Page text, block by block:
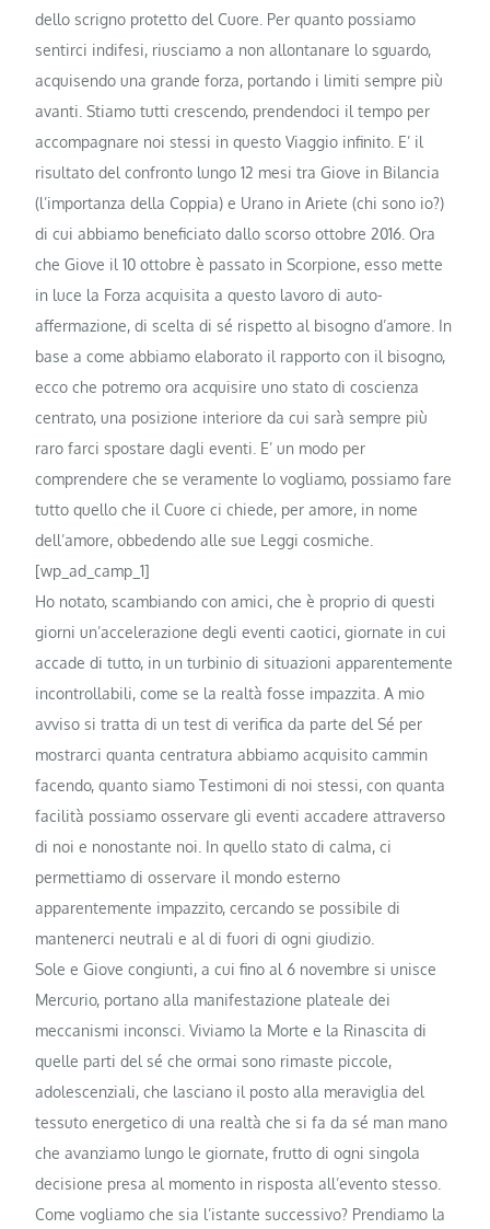
dello scrigno protetto del Cuore. Per quanto possiamo
sentirci indifesi, riusciamo a non allontanare lo sguardo,
acquisendo una grande forza, portando i limiti sempre più
avanti. Stiamo tutti crescendo, prendendoci il tempo per
accompagnare noi stessi in questo Viaggio infinito. E’ il
risultato del confronto lungo 12 mesi tra Giove in Bilancia
(l’importanza della Coppia) e Urano in Ariete (chi sono io?)
di cui abbiamo beneficiato dallo scorso ottobre 2016. Ora
che Giove il 10 ottobre è passato in Scorpione, esso mette
in luce la Forza acquisita a questo lavoro di auto-
affermazione, di scelta di sé rispetto al bisogno d’amore. In
base a come abbiamo elaborato il rapporto con il bisogno,
ecco che potremo ora acquisire uno stato di coscienza
centrato, una posizione interiore da cui sarà sempre più
raro farci spostare dagli eventi. E’ un modo per
comprendere che se veramente lo vogliamo, possiamo fare
tutto quello che il Cuore ci chiede, per amore, in nome
dell’amore, obbedendo alle sue Leggi cosmiche.
[wp_ad_camp_1]
Ho notato, scambiando con amici, che è proprio di questi
giorni un’accelerazione degli eventi caotici, giornate in cui
accade di tutto, in un turbinio di situazioni apparentemente
incontrollabili, come se la realtà fosse impazzita. A mio
avviso si tratta di un test di verifica da parte del Sé per
mostrarci quanta centratura abbiamo acquisito cammin
facendo, quanto siamo Testimoni di noi stessi, con quanta
facilità possiamo osservare gli eventi accadere attraverso
di noi e nonostante noi. In quello stato di calma, ci
permettiamo di osservare il mondo esterno
apparentemente impazzito, cercando se possibile di
mantenerci neutrali e al di fuori di ogni giudizio.
Sole e Giove congiunti, a cui fino al 6 novembre si unisce
Mercurio, portano alla manifestazione plateale dei
meccanismi inconsci. Viviamo la Morte e la Rinascita di
quelle parti del sé che ormai sono rimaste piccole,
adolescenziali, che lasciano il posto alla meraviglia del
tessuto energetico di una realtà che si fa da sé man mano
che avanziamo lungo le giornate, frutto di ogni singola
decisione presa al momento in risposta all’evento stesso.
Come vogliamo che sia l’istante successivo? Prendiamo la